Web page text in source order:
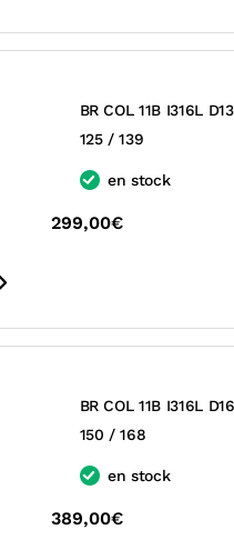
BR COL 11B I316L
125 / 139
en stock
299,00€
BR COL 11B I316L
150 / 168
en stock
389,00€